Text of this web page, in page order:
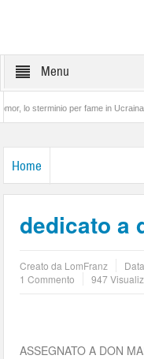
Menu
per fame in Ucraina
Home
dedicato a
Creato da LomFranz
1 Commento
947
ASSEGNATO A DON